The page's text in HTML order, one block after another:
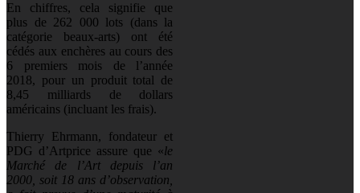
En chiffres, cela signifie que
plus de 262 000 lots (dans la
catégorie beaux-arts) ont été
cédés aux enchères au cours des
6 premiers mois de l’année
2018, pour un produit total de
8,45 milliards de dollars
américains (incluant les frais).
Thierry Ehrmann, fondateur et
PDG d’Artprice assure que «le
Marché de l’Art depuis l’an
2000, soit 18 ans d’observation,